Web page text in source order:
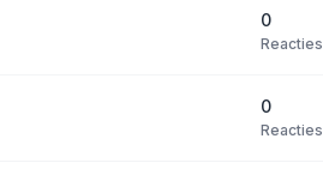
0
Reacties
0
Reacties